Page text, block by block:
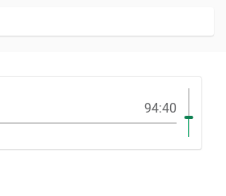
94:40